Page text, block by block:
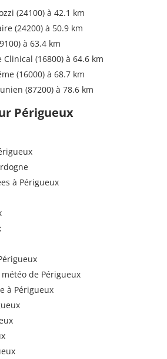
(24100) à 42.1 km
(24200) à 50.9 km
à 63.4 km
(16800) à 64.6 km
(16000) à 68.7 km
(87200) à 78.6 km
Périgueux
à Périgueux
de Périgueux
à Périgueux